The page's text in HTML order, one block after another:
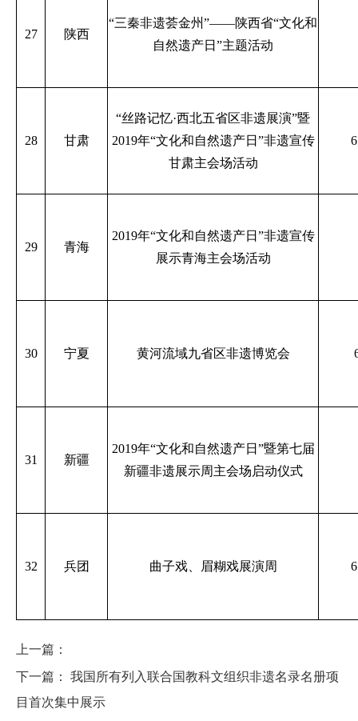
27 陕西
“三秦非遗荟金州”——陕西省“文化和
自然遗产日”主题活动
28 甘肃
“丝路记忆·西北五省区非遗展演”暨
2019年“文化和自然遗产日”非遗宣传
甘肃主会场活动
29 青海
2019年“文化和自然遗产日”非遗宣传
展示青海主会场活动
30 宁夏 黄河流域九省区非遗博览会
31 新疆
2019年“文化和自然遗产日”暨第七届
新疆非遗展示周主会场启动仪式
32 兵团 曲子戏、眉糊戏展演周
上一篇：
下一篇： 我国所有列入联合国教科文组织非遗名录名册项
目首次集中展示